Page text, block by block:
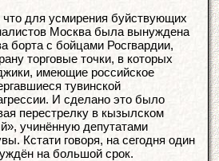
для усмирения буйствующих
Москва была вынуждена
борта с бойцами Росгвардии,
торговые точки, в которых
имеющие российское
тувинской
И сделано это было
перестрелку в кызылском
учинённую депутатами
Кстати говоря, на сегодня один
на большой срок.